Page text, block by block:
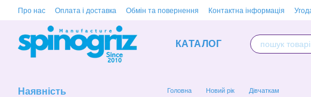
Перейти до основного контенту
Про нас Оплата і доставка Обмін та повернення Контактна інформація
КАТАЛОГ
Головна Новий рік Дівчаткам
Наявність